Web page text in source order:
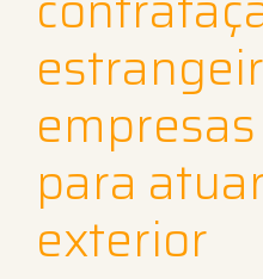
para
exterior